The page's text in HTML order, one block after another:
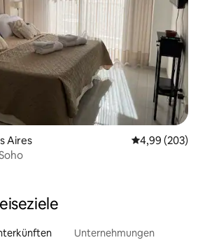
Aires
4,99 (203)
Unternehmungen